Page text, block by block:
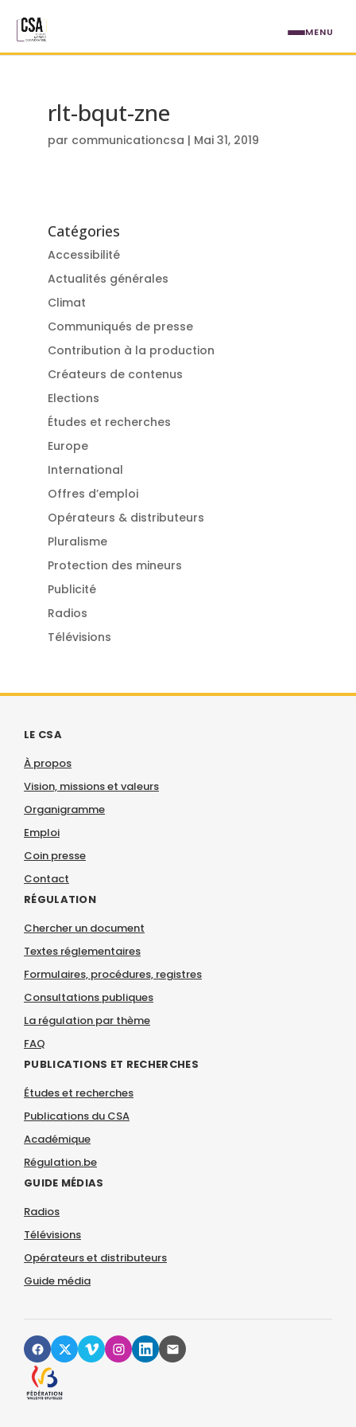
rlt-bqut-zne
par communicationcsa | Mai 31, 2019
Catégories
Accessibilité
Actualités générales
Climat
Communiqués de presse
Contribution à la production
Créateurs de contenus
Elections
Études et recherches
Europe
International
Offres d’emploi
Opérateurs & distributeurs
Pluralisme
Protection des mineurs
Publicité
Radios
Télévisions
LE CSA
À propos
Vision, missions et valeurs
Organigramme
Emploi
Coin presse
Contact
RÉGULATION
Chercher un document
Textes réglementaires
Formulaires, procédures, registres
Consultations publiques
La régulation par thème
FAQ
PUBLICATIONS ET RECHERCHES
Études et recherches
Publications du CSA
Académique
Régulation.be
GUIDE MÉDIAS
Radios
Télévisions
Opérateurs et distributeurs
Guide média
MENU